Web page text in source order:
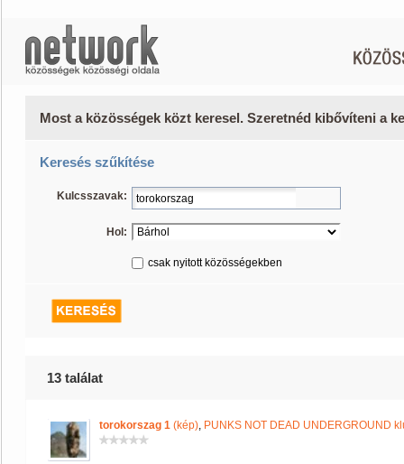
Most a közösségek közt keresel. Szeretnéd kibővíteni a
Keresés szűkítése
Kulcsszavak:
Hol:
csak nyitott közösségekben
13 találat
torokorszag 1 (kép), PUNKS NOT DEAD UNDERGROUND